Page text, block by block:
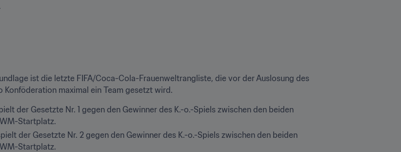
ist die letzte FIFA/Coca-Cola-Frauenweltrangliste, die vor der Auslosung des
maximal ein Team gesetzt wird.
der Gesetzte Nr. 1 gegen den Gewinner des K.-o.-Spiels zwischen den beiden
Startplatz.
der Gesetzte Nr. 2 gegen den Gewinner des K.-o.-Spiels zwischen den beiden
Startplatz.